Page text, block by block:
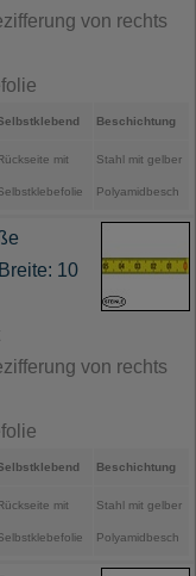
von rechts
Beschichtung
mit Stahl mit gelber
Polyamidbesch
10
von rechts
Beschichtung
mit Stahl mit gelber
Polyamidbesch